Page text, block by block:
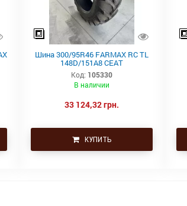
Шина 300/95R46 FARMAX RC TL
148D/151A8 CEAT
Код: 105330
В наличии
33 124,32 грн.
КУПИТЬ